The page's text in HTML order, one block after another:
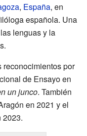
, España, en
española. Una
lenguas y la
reconocimientos por
de Ensayo en
un junco. También
en 2021 y el
2023.